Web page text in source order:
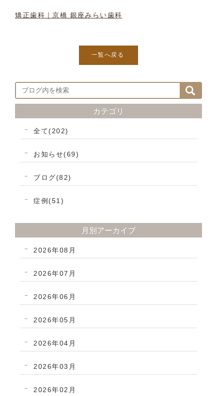
カテゴリ
全て(202)
お知らせ(69)
ブログ(82)
症例(51)
月別アーカイブ
2026年08月
2026年07月
2026年06月
2026年05月
2026年04月
2026年03月
2026年02月
矯正歯科｜京橋 銀座みらい歯科
一覧へ戻る